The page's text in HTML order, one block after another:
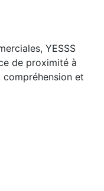
YESSS
de proximité à
et